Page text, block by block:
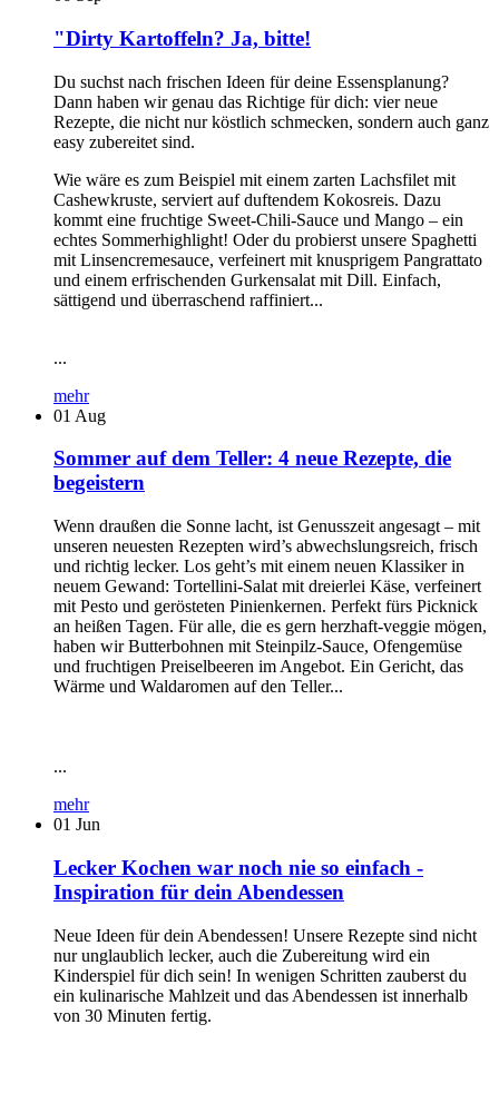
"Dirty Kartoffeln? Ja, bitte!
Du suchst nach frischen Ideen für deine Essensplanung?
Dann haben wir genau das Richtige für dich: vier neue
Rezepte, die nicht nur köstlich schmecken, sondern auch ganz
easy zubereitet sind.
Wie wäre es zum Beispiel mit einem zarten Lachsfilet mit
Cashewkruste, serviert auf duftendem Kokosreis. Dazu
kommt eine fruchtige Sweet-Chili-Sauce und Mango – ein
echtes Sommerhighlight! Oder du probierst unsere Spaghetti
mit Linsencremesauce, verfeinert mit knusprigem Pangrattato
und einem erfrischenden Gurkensalat mit Dill. Einfach,
sättigend und überraschend raffiniert...
...
mehr
01 Aug
Sommer auf dem Teller: 4 neue Rezepte, die
begeistern
Wenn draußen die Sonne lacht, ist Genusszeit angesagt – mit
unseren neuesten Rezepten wird’s abwechslungsreich, frisch
und richtig lecker. Los geht’s mit einem neuen Klassiker in
neuem Gewand: Tortellini-Salat mit dreierlei Käse, verfeinert
mit Pesto und gerösteten Pinienkernen. Perfekt fürs Picknick
an heißen Tagen. Für alle, die es gern herzhaft-veggie mögen,
haben wir Butterbohnen mit Steinpilz-Sauce, Ofengemüse
und fruchtigen Preiselbeeren im Angebot. Ein Gericht, das
Wärme und Waldaromen auf den Teller...
...
mehr
01 Jun
Lecker Kochen war noch nie so einfach -
Inspiration für dein Abendessen
Neue Ideen für dein Abendessen! Unsere Rezepte sind nicht
nur unglaublich lecker, auch die Zubereitung wird ein
Kinderspiel für dich sein! In wenigen Schritten zauberst du
ein kulinarische Mahlzeit und das Abendessen ist innerhalb
von 30 Minuten fertig.